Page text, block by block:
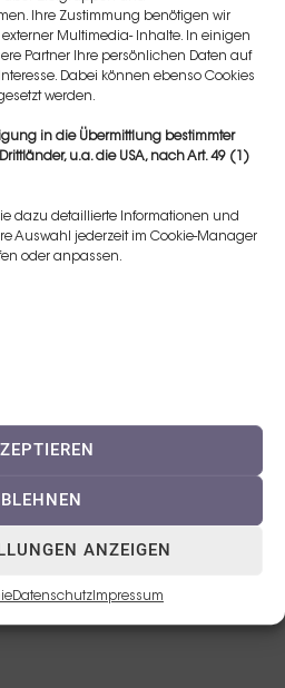
Ihre Zustimmung benötigen wir
Multimedia- Inhalte. In einigen
Partner Ihre persönlichen Daten auf
Dabei können ebenso Cookies
werden.
in die Übermittlung bestimmter
u.a. die USA, nach Art. 49 (1)
dazu detaillierte Informationen und
Auswahl jederzeit im Cookie-Manager
oder anpassen.
ANZEIGEN
Datenschutz Impressum